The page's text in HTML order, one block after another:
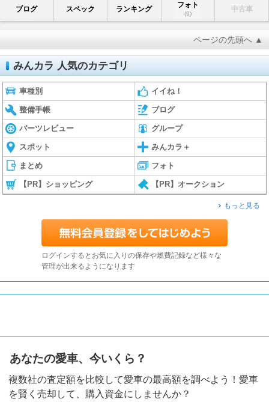
ブログ スペック ランキング フォト
(9)
中古車
ページの先頭へ ▲
みんカラ 人気のカテゴリ
車種別 イイね！
整備手帳 ブログ
パーツレビュー グループ
スポット みんカラ＋
まとめ フォト
【PR】ショッピング 【PR】オークション
もっと見る
ログインするとお気に入りの保存や燃費記録など様々な
管理が出来るようになります
あなたの愛車、今いくら？
複数社の査定額を比較して愛車の最高額を調べよう！愛車
を賢く売却して、購入資金にしませんか？